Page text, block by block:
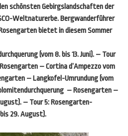
schönsten Gebirgslandschaften der
Weltnaturerbe. Bergwanderführer
bietet in diesem Sommer
(vom 8. bis 13. Juni). – Tour
– Cortina d’Ampezzo vom
– Langkofel-Umrundung (vom
– Rosengarten –
– Tour 5: Rosengarten-
29. August).